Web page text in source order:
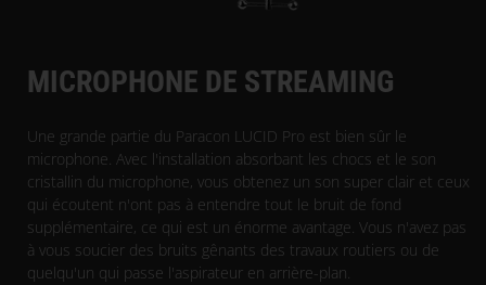
MICROPHONE DE STREAMING
Une grande partie du Paracon LUCID Pro est bien sûr le
microphone. Avec l'installation absorbant les chocs et le son
cristallin du microphone, vous obtenez un son super clair et ceux
qui écoutent n'ont pas à entendre tout le bruit de fond
supplémentaire, ce qui est un énorme avantage. Vous n'avez pas
à vous soucier des bruits gênants des travaux routiers ou de
quelqu'un qui passe l'aspirateur en arrière-plan.